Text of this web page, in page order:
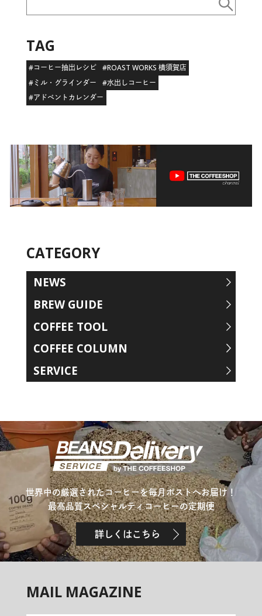
TAG
#コーヒー抽出レシピ #ROAST WORKS 横須賀店
#ミル・グラインダー
#水出しコーヒー
#アドベントカレンダー
CATEGORY
NEWS
BREW GUIDE
COFFEE TOOL
COFFEE COLUMN
SERVICE
世界中の厳選されたコーヒーを毎月ポストへお届け！
最高品質スペシャルティコーヒーの定期便
詳しくはこちら
MAIL MAGAZINE